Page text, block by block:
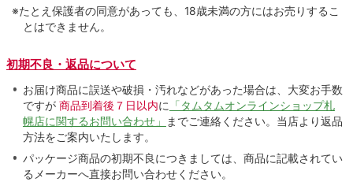
※たとえ保護者の同意があっても、18歳未満の方にはお売りするこ
とはできません。
初期不良・返品について
お届け商品に誤送や破損・汚れなどがあった場合は、大変お手数
ですが 商品到着後７日以内に 「タムタムオンラインショップ札
幌店に関するお問い合わせ」
までご連絡ください。当店より返品
方法をご案内いたします。
パッケージ商品の初期不良につきましては、商品に記載されてい
るメーカーへ直接お問い合わせください。